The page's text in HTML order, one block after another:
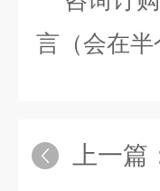
言（会在
上一篇